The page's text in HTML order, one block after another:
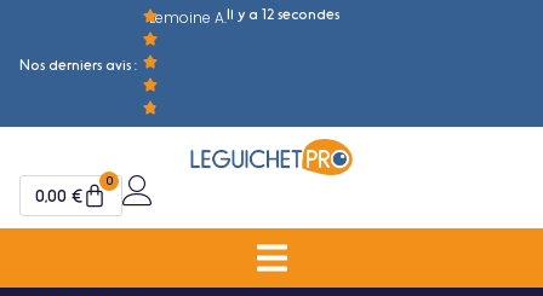
Nos derniers avis :
Lemoine A.Il y a 12 secondes
0,00 €
0